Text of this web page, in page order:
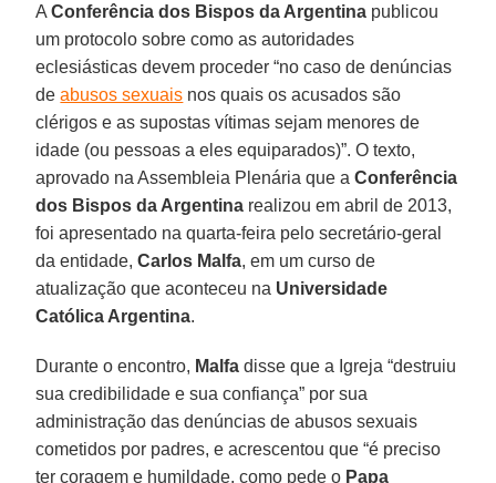
AConferência dos Bispos da Argentina publicou
um protocolo sobre como as autoridades
eclesiásticas devem proceder “no caso de denúncias
deabusos sexuais nos quais os acusados são
clérigos e as supostas vítimas sejam menores de
idade (ou pessoas a eles equiparados)”. O texto,
aprovado na Assembleia Plenária que aConferência
dos Bispos da Argentina realizou em abril de 2013,
foi apresentado na quarta-feira pelo secretário-geral
da entidade,Carlos Malfa, em um curso de
atualização que aconteceu na Universidade
Católica Argentina.
Durante o encontro, Malfa disse que a Igreja “destruiu
sua credibilidade e sua confiança” por sua
administração das denúncias de abusos sexuais
cometidos por padres, e acrescentou que “é preciso
ter coragem e humildade, como pede o Papa